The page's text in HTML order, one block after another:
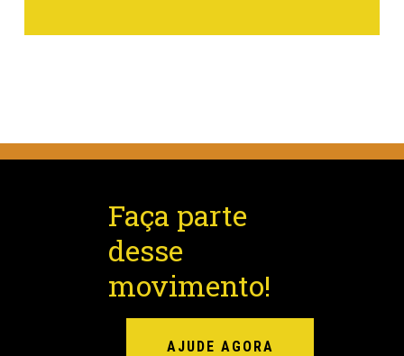
Faça parte
desse
movimento!
AJUDE AGORA